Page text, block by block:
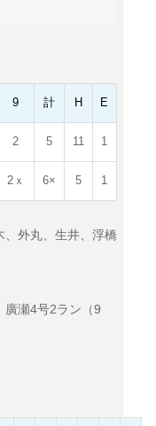
9 計 H E
2 5 11 1
2ｘ 6× 5 1
、外丸、生井、浮橋
廣瀬4号2ラン（9